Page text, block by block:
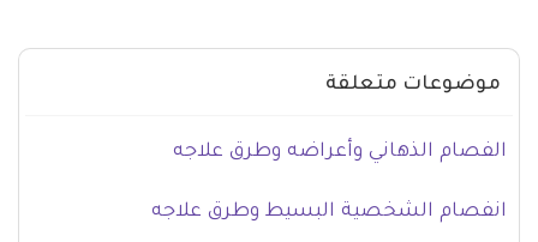
موضوعات متعلقة
الفصام الذهاني وأعراضه وطرق علاجه
انفصام الشخصية البسيط وطرق علاجه